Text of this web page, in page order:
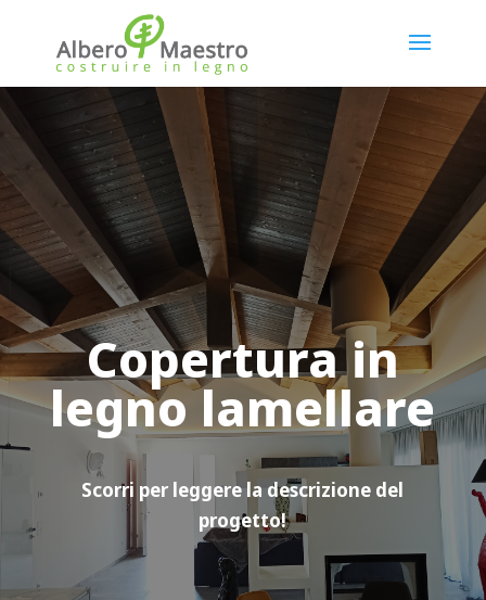
Copertura in
legno lamellare
Scorri per leggere la descrizione del
progetto!